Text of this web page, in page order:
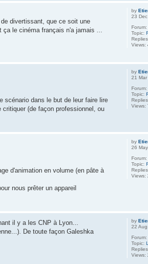
by
23
Topic:
Views:
divertissant, que ce soit une
ça le cinéma français n'a jamais ...
by
21
Topic:
Views:
scénario dans le but de leur faire lire
(de façon professionnel, ou
by
26
Forum:
Topic:
Views:
d'animation en volume (en pâte à
nous prêter un appareil
by
22
Topic:
Views:
il y a les CNP à Lyon...
De toute façon Galeshka